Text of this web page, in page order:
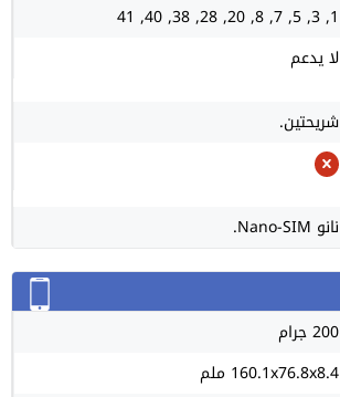
1, 3, 5, 7, 8, 20, 28, 38, 40, 41
لا يدعم
شريحتين.
نانو Nano-SIM.
200 جرام
160.1x76.8x8.4 ملم